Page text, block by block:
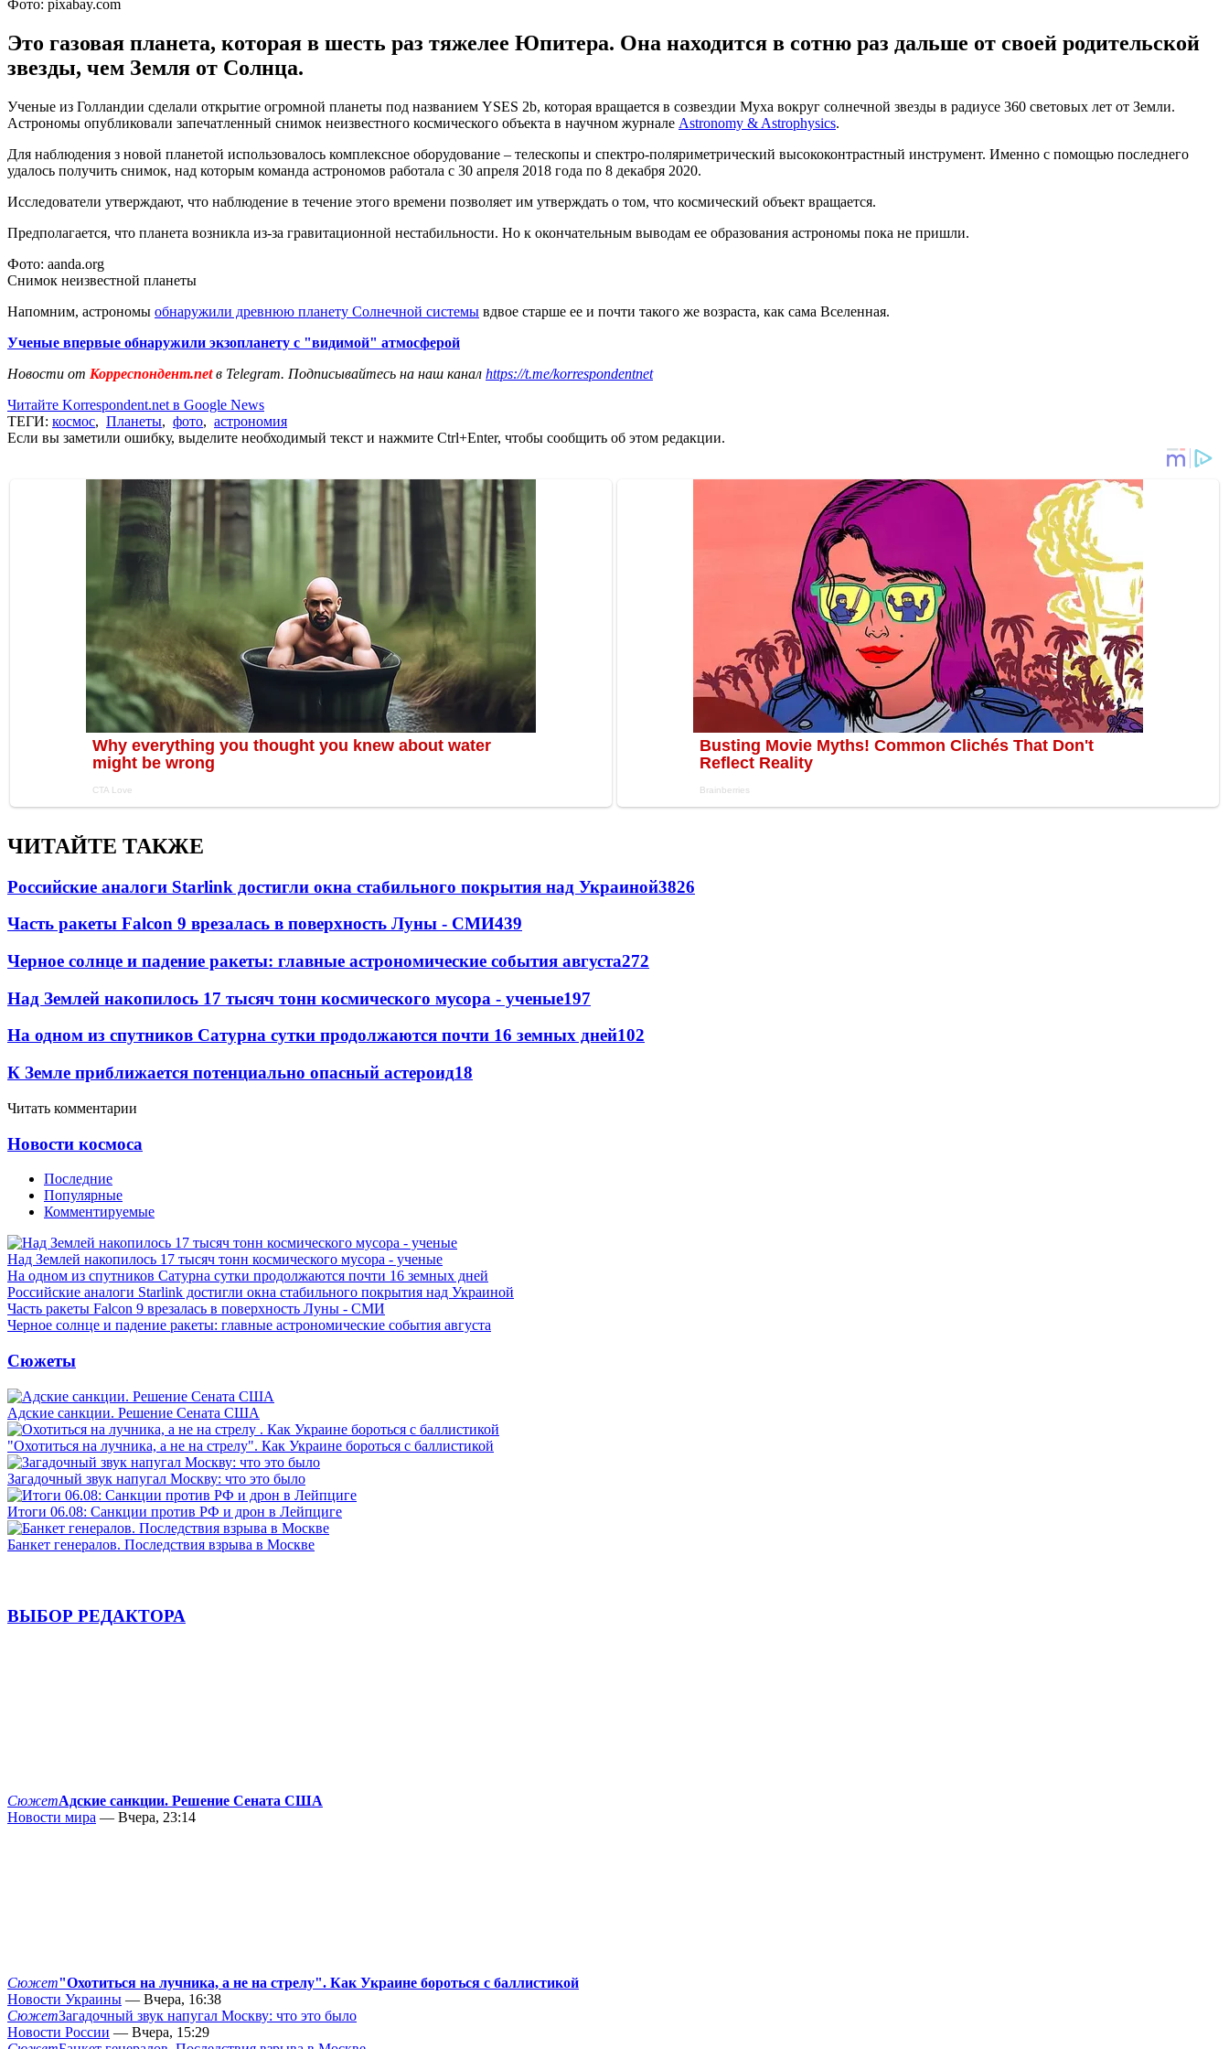
Фото: pixabay.com
Это газовая планета, которая в шесть раз тяжелее Юпитера. Она находится в сотню раз дальше от своей родительской
звезды, чем Земля от Солнца.
Ученые из Голландии сделали открытие огромной планеты под названием YSES 2b, которая вращается в созвездии Муха вокруг солнечной звезды в радиусе 360 световых лет от Земли.
Астрономы опубликовали запечатленный снимок неизвестного космического объекта в научном журнале Astronomy & Astrophysics.
Для наблюдения з новой планетой использовалось комплексное оборудование – телескопы и спектро-поляриметрический высококонтрастный инструмент. Именно с помощью последнего
удалось получить снимок, над которым команда астрономов работала с 30 апреля 2018 года по 8 декабря 2020.
Исследователи утверждают, что наблюдение в течение этого времени позволяет им утверждать о том, что космический объект вращается.
Предполагается, что планета возникла из-за гравитационной нестабильности. Но к окончательным выводам ее образования астрономы пока не пришли.
Фото: aanda.org
Снимок неизвестной планеты
Напомним, астрономы обнаружили древнюю планету Солнечной системы вдвое старше ее и почти такого же возраста, как сама Вселенная.
Ученые впервые обнаружили экзопланету с "видимой" атмосферой
Новости от Корреспондент.netв Telegram. Подписывайтесь на наш канал https://t.me/korrespondentnet
Читайте Korrespondent.net в Google News
ТЕГИ: космос, Планеты, фото, астрономия
Если вы заметили ошибку, выделите необходимый текст и нажмите Ctrl+Enter, чтобы сообщить об этом редакции.
ЧИТАЙТЕ ТАКЖЕ
Российские аналоги Starlink достигли окна стабильного покрытия над Украиной3826
Часть ракеты Falcon 9 врезалась в поверхность Луны - СМИ439
Черное солнце и падение ракеты: главные астрономические события августа272
Над Землей накопилось 17 тысяч тонн космического мусора - ученые197
На одном из спутников Сатурна сутки продолжаются почти 16 земных дней102
К Земле приближается потенциально опасный астероид18
Читать комментарии
Новости космоса
Последние
Популярные
Комментируемые
Над Землей накопилось 17 тысяч тонн космического мусора - ученые
На одном из спутников Сатурна сутки продолжаются почти 16 земных дней
Российские аналоги Starlink достигли окна стабильного покрытия над Украиной
Часть ракеты Falcon 9 врезалась в поверхность Луны - СМИ
Черное солнце и падение ракеты: главные астрономические события августа
Сюжеты
Адские санкции. Решение Сената США
"Охотиться на лучника, а не на стрелу". Как Украине бороться с баллистикой
Загадочный звук напугал Москву: что это было
Итоги 06.08: Санкции против РФ и дрон в Лейпциге
Банкет генералов. Последствия взрыва в Москве
ВЫБОР РЕДАКТОРА
СюжетАдские санкции. Решение Сената США
Новости мира — Вчера, 23:14
Сюжет"Охотиться на лучника, а не на стрелу". Как Украине бороться с баллистикой
Новости Украины — Вчера, 16:38
СюжетЗагадочный звук напугал Москву: что это было
Новости России — Вчера, 15:29